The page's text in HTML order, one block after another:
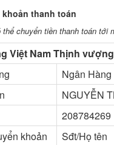
thanh toán
chuyển tiền thanh toán tới
Việt Nam Thịnh
Ngân
NGUYỄN
208784269
khoản
Sđt/Họ tên